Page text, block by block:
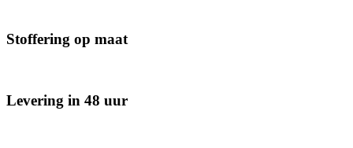
Stoffering op maat
Levering in 48 uur